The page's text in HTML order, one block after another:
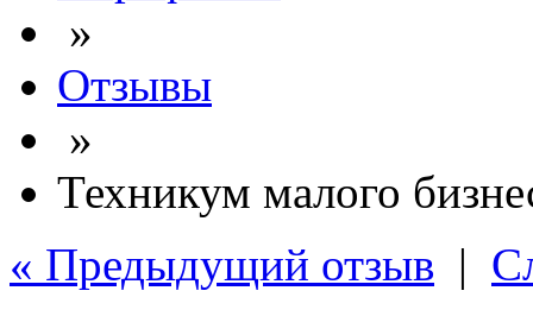
»
Отзывы
»
Техникум малого
« Предыдущий отзыв |